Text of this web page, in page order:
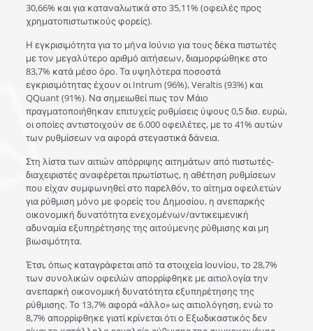
30,66% και για καταναλωτικά στο 35,11% (οφειλές προς
χρηματοπιστωτικούς φορείς).
Η εγκρισιμότητα για το μήνα Ιούνιο για τους δέκα πιστωτές
με τον μεγαλύτερο αριθμό αιτήσεων, διαμορφώθηκε στο
83,7% κατά μέσο όρο. Τα υψηλότερα ποσοστά
εγκρισιμότητας έχουν οι Intrum (96%), Veraltis (93%) και
QQuant (91%). Να σημειωθεί πως τον Μάιο
πραγματοποιήθηκαν επιτυχείς ρυθμίσεις ύψους 0,5 δισ. ευρώ,
οι οποίες αντιστοιχούν σε 6.000 οφειλέτες, με το 41% αυτών
των ρυθμίσεων να αφορά στεγαστικά δάνεια.
Στη λίστα των αιτιών απόρριψης αιτημάτων από πιστωτές-
διαχειριστές αναφέρεται πρωτίστως, η αθέτηση ρυθμίσεων
που είχαν συμφωνηθεί στο παρελθόν, το αίτημα οφειλετών
για ρύθμιση μόνο με φορείς του Δημοσίου, η ανεπαρκής
οικονομική δυνατότητα ενεχομένων/αντικειμενική
αδυναμία εξυπηρέτησης της αιτούμενης ρύθμισης και μη
βιωσιμότητα.
Έτσι, όπως καταγράφεται από τα στοιχεία Ιουνίου, το 28,7%
των συνολικών οφειλών απορρίφθηκε με αιτιολογία την
ανεπαρκή οικονομική δυνατότητα εξυπηρέτησης της
ρύθμισης. Το 13,7% αφορά «άλλο» ως αιτιολόγηση, ενώ το
8,7% απορρίφθηκε γιατί κρίνεται ότι ο Εξωδικαστικός δεν